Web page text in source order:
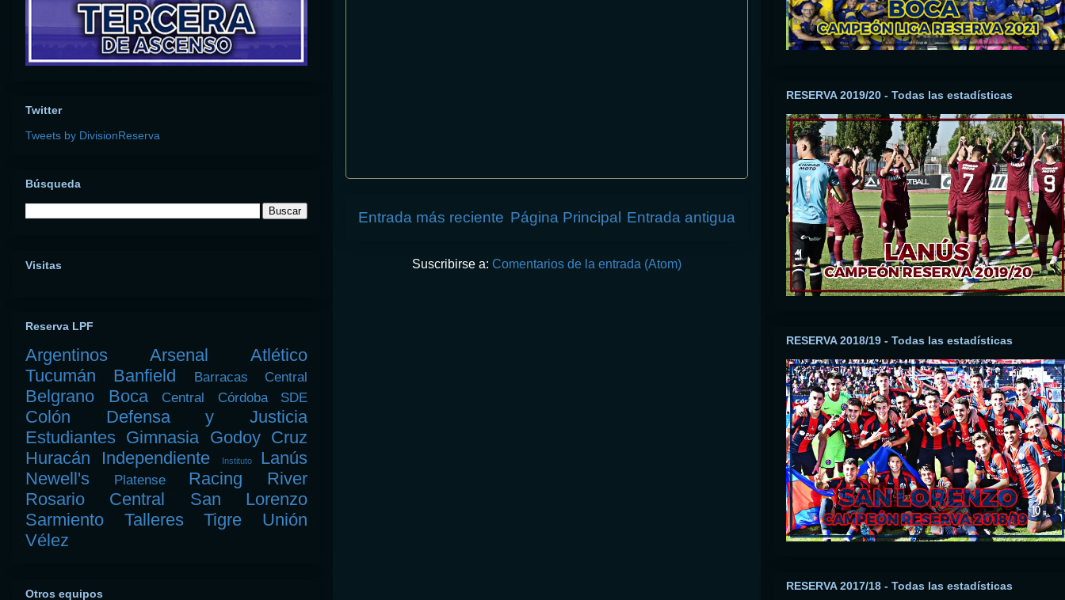
Entrada más reciente Entrada antigua
Página Principal
Suscribirse a: Comentarios de la entrada (Atom)
Twitter
Tweets by DivisionReserva
Búsqueda
Visitas
Reserva LPF
Argentinos Arsenal
Atlético
Tucumán
Banfield Barracas Central
Belgrano Boca Central Córdoba SDE
Colón
Defensa y Justicia
Estudiantes Gimnasia Godoy Cruz
Huracán
Independiente Instituto
Lanús
Newell's
Platense Racing
River
Rosario Central
San Lorenzo
Sarmiento
Talleres Tigre
Unión
Vélez
Otros equipos
RESERVA 2019/20 - Todas las estadísticas
RESERVA 2018/19 - Todas las estadísticas
RESERVA 2017/18 - Todas las estadísticas